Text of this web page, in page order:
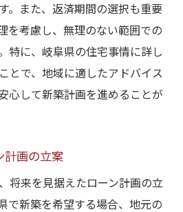
。また、返済期間の選択も重要
を考慮し、無理のない範囲での
特に、岐阜県の住宅事情に詳し
とで、地域に適したアドバイス
心して新築計画を進めることが
計画の立案
将来を見据えたローン計画の立
で新築を希望する場合、地元の